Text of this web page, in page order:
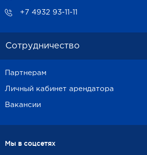
+7 4932 93-11-11
Сотрудничество
Партнерам
Личный кабинет арендатора
Вакансии
Мы в соцсетях